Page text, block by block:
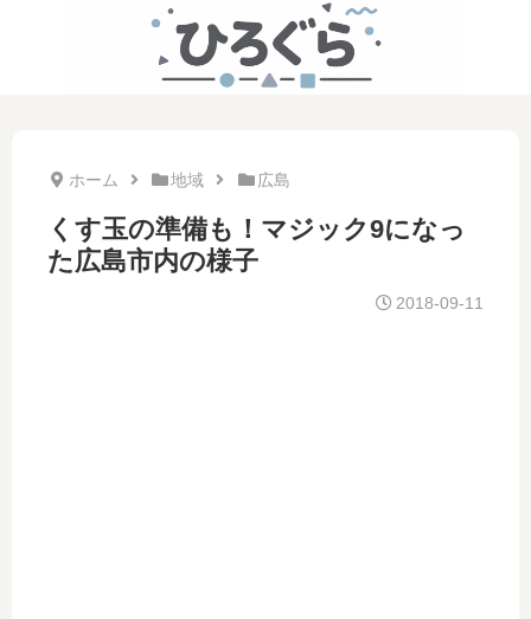
ホーム 地域 広島
くす玉の準備も！マジック9になっ
た広島市内の様子
2018-09-11